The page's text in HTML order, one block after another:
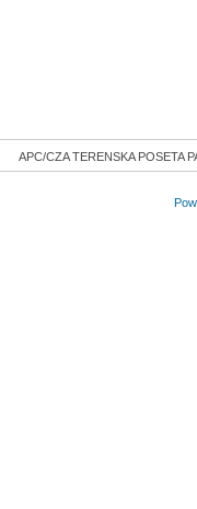
APC/CZA TERENSKA POSETA